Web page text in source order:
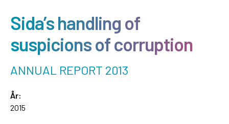
Sida’s handling of
suspicions of corruption
ANNUAL REPORT 2013
År:
2015